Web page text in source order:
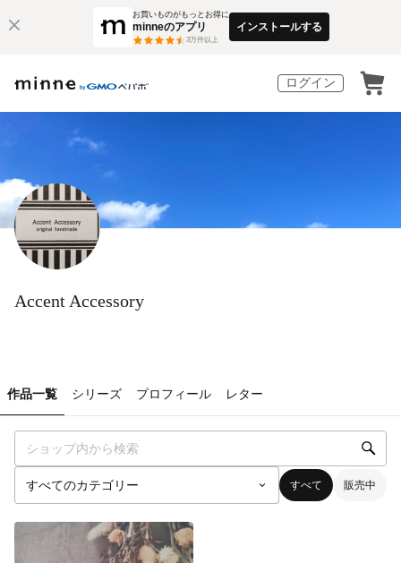
お買いものがもっとお得に
minneのアプリ
3万件以上
インストールする
ログイン
Accent Accessory
作品一覧 シリーズ プロフィール レター
すべて 販売中